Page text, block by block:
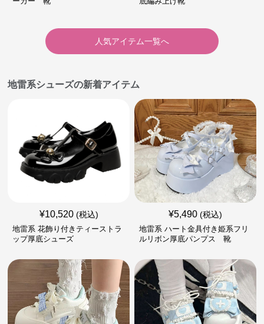
人気アイテム一覧へ
地雷系シューズの新着アイテム
¥10,520 (税込)
地雷系 花飾り付きティーストラ
ップ厚底シューズ
¥5,490 (税込)
地雷系 ハート金具付き姫系フリ
ルリボン厚底パンプス 靴